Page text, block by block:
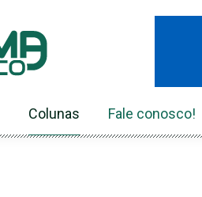
Colunas Fale conosco!